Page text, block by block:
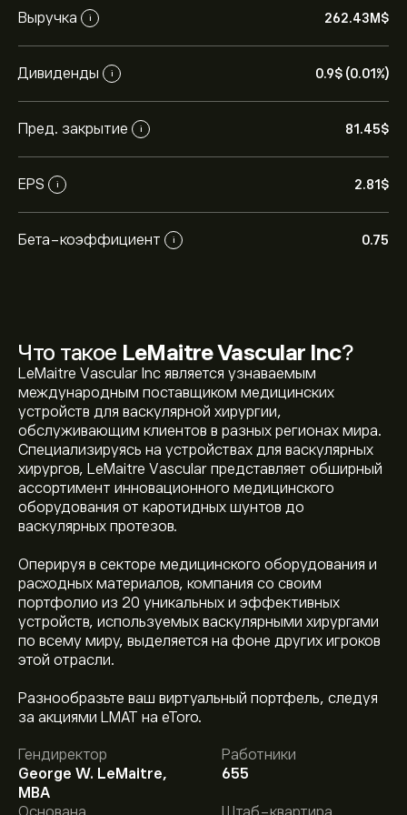
Выручка i 262.43M‎$‎
Дивиденды i 0.9‎$‎ (0.01%)
Пред. закрытие i 81.45‎$‎
EPS i 2.81‎$‎
Бета-коэффициент i 0.75
Что такое LeMaitre Vascular Inc?
LeMaitre Vascular Inc является узнаваемым
международным поставщиком медицинских
устройств для васкулярной хирургии,
обслуживающим клиентов в разных регионах мира.
Специализируясь на устройствах для васкулярных
хирургов, LeMaitre Vascular представляет обширный
ассортимент инновационного медицинского
оборудования от каротидных шунтов до
васкулярных протезов.
Оперируя в секторе медицинского оборудования и
расходных материалов, компания со своим
портфолио из 20 уникальных и эффективных
устройств, используемых васкулярными хирургами
по всему миру, выделяется на фоне других игроков
этой отрасли.
Разнообразьте ваш виртуальный портфель, следуя
за акциями LMAT на eToro.
Гендиректор
George W. LeMaitre,
MBA
Работники
655
Текущая цена акции LMAT составляет 81.45‎$‎.
Средняя целевая цена акции LeMaitre Vascular Inc
составляет 81.45‎$‎.